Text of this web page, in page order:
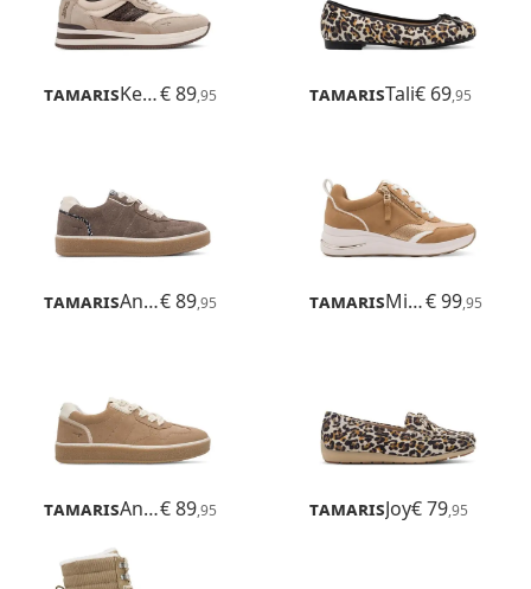
Tamaris Kelly€ 89,95 TamarisTali€ 69,95
Tamaris Anne€ 89,95 Tamaris Milana€ 99,95
Tamaris Anne€ 89,95 TamarisJoy€ 79,95